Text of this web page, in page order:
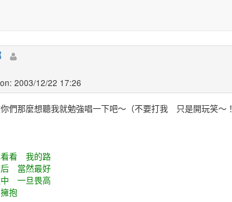
2003/12/22 17:26
們那麼想聽我就勉強唱一下吧～（不要打我 只是開玩笑～！
看 我的路
當然最好
一旦畏高
抱